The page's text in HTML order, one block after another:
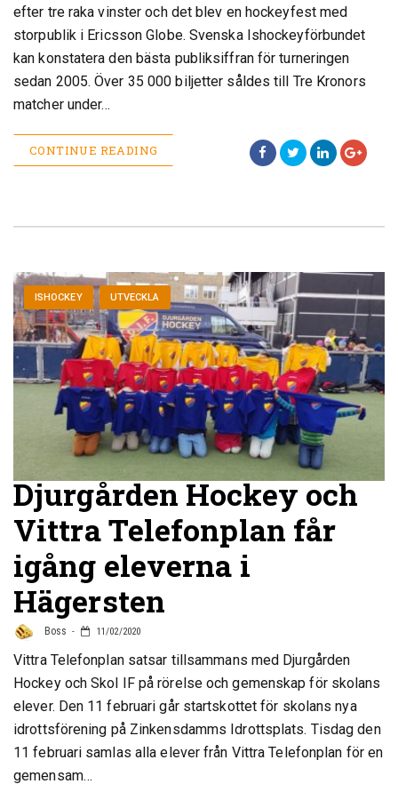
efter tre raka vinster och det blev en hockeyfest med
storpublik i Ericsson Globe. Svenska Ishockeyförbundet
kan konstatera den bästa publiksiffran för turneringen
sedan 2005. Över 35 000 biljetter såldes till Tre Kronors
matcher under…
CONTINUE READING
ISHOCKEY UTVECKLA
Djurgården Hockey och
Vittra Telefonplan får
igång eleverna i
Hägersten
Boss 11/02/2020
Vittra Telefonplan satsar tillsammans med Djurgården
Hockey och Skol IF på rörelse och gemenskap för skolans
elever. Den 11 februari går startskottet för skolans nya
idrottsförening på Zinkensdamms Idrottsplats. Tisdag den
11 februari samlas alla elever från Vittra Telefonplan för en
gemensam…